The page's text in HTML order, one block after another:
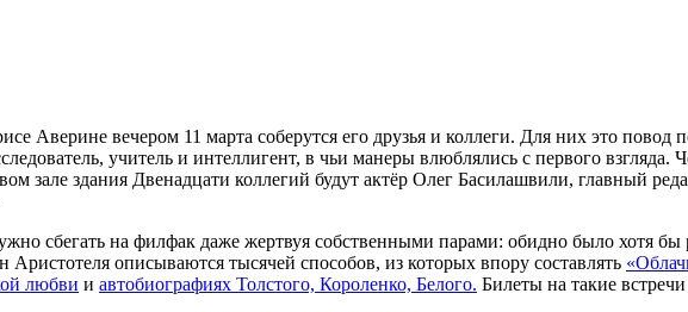
вечером 11 марта соберутся его друзья и коллеги. Для них это повод
учитель и интеллигент, в чьи манеры влюблялись с первого взгляда.
зале здания Двенадцати коллегий будут актёр Олег Басилашвили, главный
сбегать на филфак даже жертвуя собственными парами: обидно было хотя бы
описываются тысячей способов, из которых впору составлять
любви и автобиографиях Толстого, Короленко, Белого. Билеты на такие